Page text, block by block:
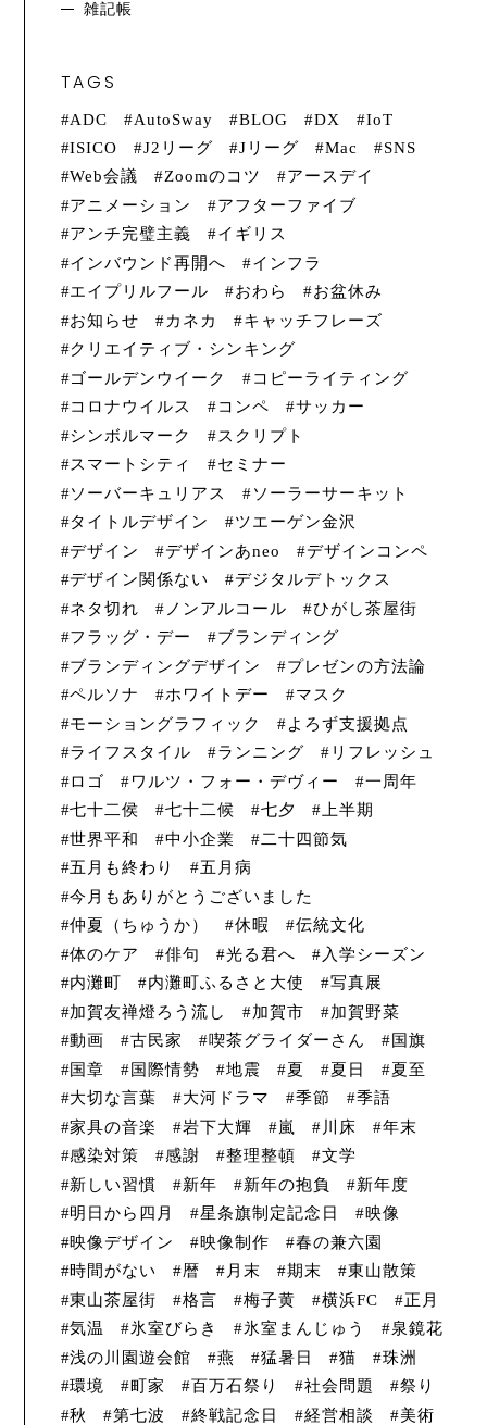
雑記帳
TAGS
ADC AutoSway BLOG DX
IoT
ISICO
J2リーグ Jリーグ Mac
SNS
Web会議
Zoomのコツ
アースデイ
アニメーション
アフターファイブ
アンチ完璧主義
イギリス
インバウンド再開へ
インフラ
エイプリルフール
おわら
お盆休み
お知らせ
カネカ
キャッチフレーズ
クリエイティブ・シンキング
ゴールデンウイーク
コピーライティング
コロナウイルス
コンペ
サッカー
シンボルマーク
スクリプト
スマートシティ
セミナー
ソーバーキュリアス
ソーラーサーキット
タイトルデザイン
ツエーゲン金沢
デザイン
デザインあneo
デザインコンペ
デザイン関係ない
デジタルデトックス
ネタ切れ
ノンアルコール
ひがし茶屋街
フラッグ・デー
ブランディング
ブランディングデザイン
プレゼンの方法論
ペルソナ
ホワイトデー
マスク
モーショングラフィック
よろず支援拠点
ライフスタイル
ランニング
リフレッシュ
ロゴ
ワルツ・フォー・デヴィー
一周年
七十二侯
七十二候 七夕
上半期
世界平和
中小企業
二十四節気
五月も終わり
五月病
今月もありがとうございました
仲夏（ちゅうか）
休暇
伝統文化
体のケア
俳句 光る君へ
入学シーズン
内灘町
内灘町ふるさと大使
写真展
加賀友禅燈ろう流し
加賀市
加賀野菜
動画
古民家 喫茶グライダーさん
国旗
国章
国際情勢 地震 夏 夏日
夏至
大切な言葉
大河ドラマ 季節
季語
家具の音楽
岩下大輝 嵐 川床
年末
感染対策
感謝 整理整頓
文学
新しい習慣
新年 新年の抱負
新年度
明日から四月
星条旗制定記念日
映像
映像デザイン
映像制作
春の兼六園
時間がない
暦 月末 期末
東山散策
東山茶屋街
格言 梅子黄 横浜FC
正月
気温
氷室びらき 氷室まんじゅう
泉鏡花
浅の川園遊会館
燕 猛暑日 猫
珠洲
環境
町家 百万石祭り 社会問題
祭り
秋
第七波 終戦記念日 経営相談
美術